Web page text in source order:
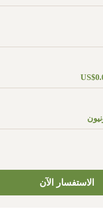
الاستفسار الآن